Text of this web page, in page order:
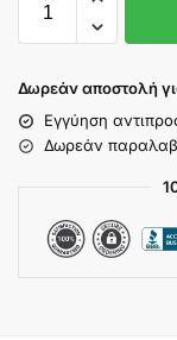
Δωρεάν αποστολή
Εγγύηση
Δωρεάν